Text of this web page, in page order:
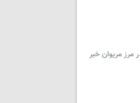
سیب زمینی در مرز مریوان خبر